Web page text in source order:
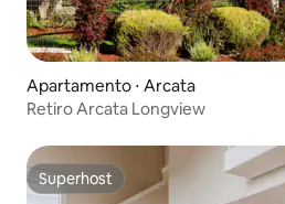
Apartamento ⋅ Arcata
Retiro Arcata Longview
Superhost
Superhost